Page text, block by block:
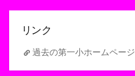
リンク
過去の第一小ホームページ